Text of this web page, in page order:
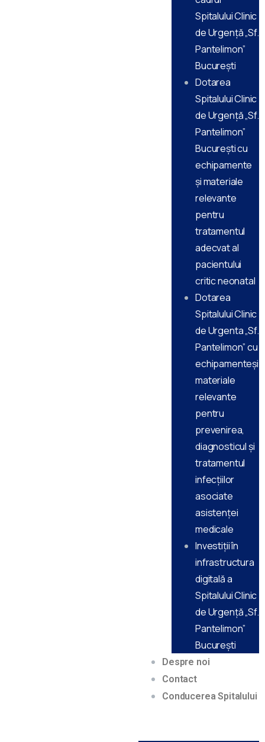
Spitalului Clinic
de Urgență „Sf.
Pantelimon”
București
Dotarea
Spitalului Clinic
de Urgență „Sf.
Pantelimon”
București cu
echipamente
și materiale
relevante
pentru
tratamentul
adecvat al
pacientului
critic neonatal
Dotarea
Spitalului Clinic
de Urgenta „Sf.
Pantelimon” cu
echipamenteși
materiale
relevante
pentru
prevenirea,
diagnosticul și
tratamentul
infecțiilor
asociate
asistenței
medicale
Investiții în
infrastructura
digitală a
Spitalului Clinic
de Urgență „Sf.
Pantelimon”
Bucureşti
Despre noi
Contact
Conducerea Spitalului